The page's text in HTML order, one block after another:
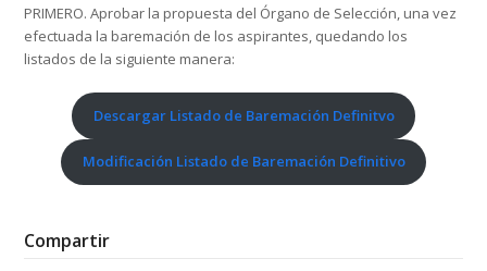
PRIMERO. Aprobar la propuesta del Órgano de Selección, una vez
efectuada la baremación de los aspirantes, quedando los
listados de la siguiente manera:
Descargar Listado de Baremación Definitvo
Modificación Listado de Baremación Definitivo
Compartir